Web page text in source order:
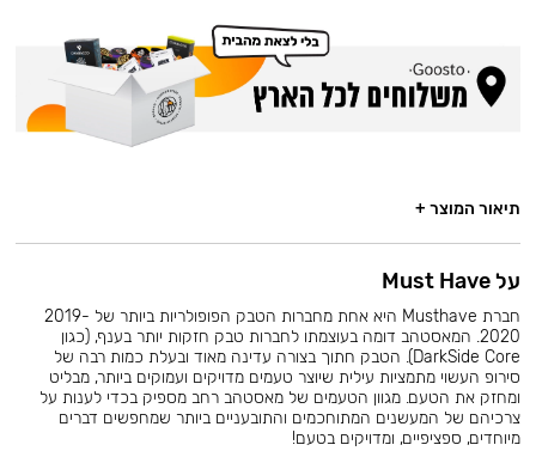
תיאור המוצר +
על Must Have
חברת Musthave היא אחת מחברות הטבק הפופולריות ביותר של 2019-
2020. המאסטהב דומה בעוצמתו לחברות טבק חזקות יותר בענף, (כגון
DarkSide Core). הטבק חתוך בצורה עדינה מאוד ובעלת כמות רבה של
סירופ העשוי מתמציות עילית שיוצר טעמים מדויקים ועמוקים ביותר, מבליט
ומחזק את הטעם. מגוון הטעמים של מאסטהב רחב מספיק בכדי לענות על
צרכיהם של המעשנים המתוחכמים והתובעניים ביותר שמחפשים דברים
מיוחדים, ספציפיים, ומדויקים בטעם!